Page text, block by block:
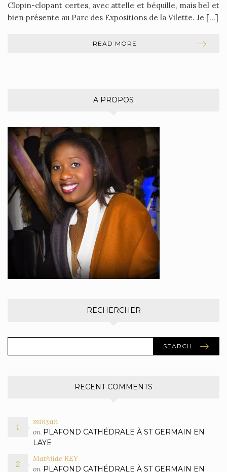
Clopin-clopant certes, avec attelle et béquille, mais bel et
bien présente au Parc des Expositions de la Vilette. Je […]
READ MORE
A PROPOS
RECHERCHER
SEARCH
RECENT COMMENTS
minyan
on PLAFOND CATHÉDRALE À ST GERMAIN EN
LAYE
Mathilde REY
on PLAFOND CATHÉDRALE À ST GERMAIN EN